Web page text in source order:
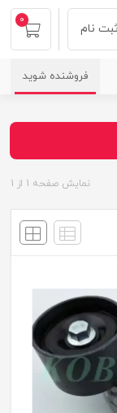
نام
0
فروشنده شوید
نمایش صفحه 1 از 1